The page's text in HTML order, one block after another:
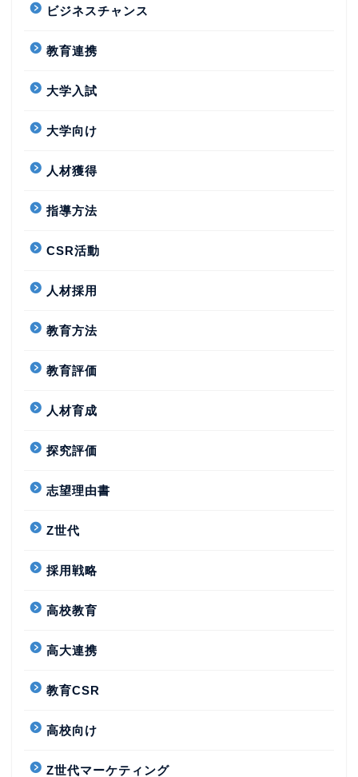
ビジネスチャンス
教育連携
大学入試
大学向け
人材獲得
指導方法
CSR活動
人材採用
教育方法
教育評価
人材育成
探究評価
志望理由書
Z世代
採用戦略
高校教育
高大連携
教育CSR
高校向け
Z世代マーケティング